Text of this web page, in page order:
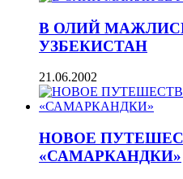
В ОЛИЙ
УЗБЕКИСТАН
21.06.2002
НОВОЕ
«САМАРКАНДКИ»